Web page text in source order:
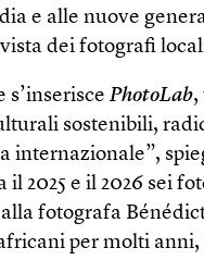
e alle nuove
dei fotografi
s’inseriscePhotoLab,
sostenibili,
internazionale”,
il 2025 e il 2026 sei
fotografa
per molti